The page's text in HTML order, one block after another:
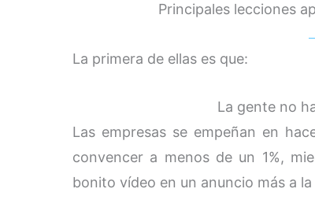
Principales lecciones
La primera de ellas es que:
La gente no
Las empresas se empeñan en
convencer a menos de un 1%,
bonito vídeo en un anuncio más a